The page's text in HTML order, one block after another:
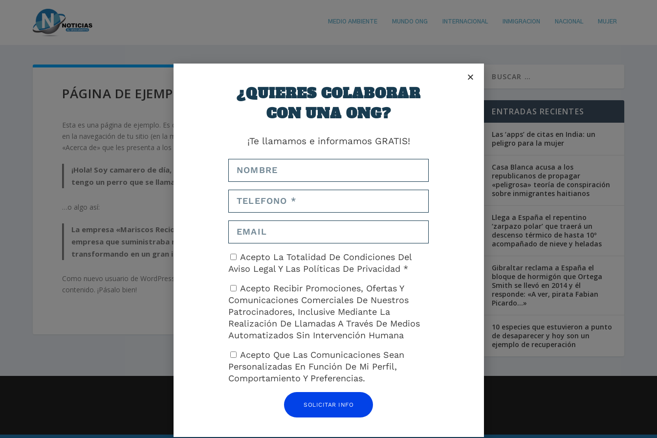
MEDIO AMBIENTE MUNDO ONG INTERNACIONAL INMIGRACION NACIONAL MUJER
PÁGINA DE EJEMPLO
Esta es una página de ejemplo. Es diferente a una entrada del blog porque permanecerá en un solo lugar y aparecerá
en la navegación de tu sitio (en la mayoría de los temas). La mayoría de las personas comienzan con una página
«Acerca de» que les presenta a los visitantes potenciales del sitio. Podrías decir algo así:
¡Hola! Soy camarero de día, aspirante a actor de noche y esta es mi web. Vivo en Mairena del Alcor,
tengo un perro que se llama Firulais y me gusta el rebujito. (Y las tardes largas con café).
…o algo así:
La empresa «Mariscos Recio» fue fundada por Antonio Recio Mata. Empezó siendo una pequeña
empresa que suministraba marisco a hoteles y restaurantes, pero poco a poco se ha ido
transformando en un gran imperio. Mariscos Recio, el mar al mejor precio.
Como nuevo usuario de WordPress, deberías ir a
contenido. ¡Pásalo bien!
ENTRADAS RECIENTES
Las ‘apps’ de citas en India: un
peligro para la mujer
Casa Blanca acusa a los
republicanos de propagar
«peligrosa» teoría de conspiración
sobre inmigrantes haitianos
Llega a España el repentino
‘zarpazo polar’ que traerá un
descenso térmico de hasta 10º
acompañado de nieve y heladas
Gibraltar reclama a España el
bloque de hormigón que Ortega
Smith se llevó en 2014 y él
responde: «A ver, pirata Fabian
Picardo…»
10 especies que estuvieron a punto
de desaparecer y hoy son un
ejemplo de recuperación
¿QUIERES COLABORAR
CON UNA ONG?
¡Te llamamos e informamos GRATIS!
Acepto La Totalidad De Condiciones Del
Aviso Legal Y Las Políticas De Privacidad *
Acepto Recibir Promociones, Ofertas Y
Comunicaciones Comerciales De Nuestros
Patrocinadores, Inclusive Mediante La
Realización De Llamadas A Través De Medios
Automatizados Sin Intervención Humana
Acepto Que Las Comunicaciones Sean
Personalizadas En Función De Mi Perfil,
Comportamiento Y Preferencias.
SOLICITAR INFO